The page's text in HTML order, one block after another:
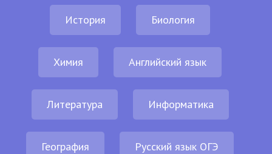
История Биология
Химия Английский язык
Литература Информатика
География Русский язык ОГЭ